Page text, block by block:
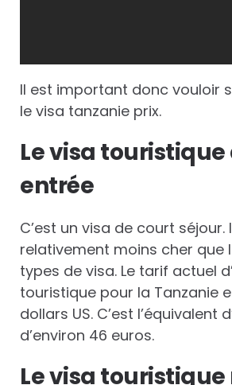
Il est important donc vouloir
le visa tanzanie prix.
Le visa
entrée
C’est un visa de court séjour.
relativement moins cher que
types de visa. Le tarif actuel
touristique pour la Tanzanie
dollars US. C’est l’équivalent
d’environ 46 euros.
Le visa